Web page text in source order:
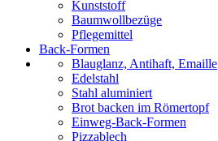
Kunststoff
Baumwollbezüge
Pflegemittel
Back-Formen
Blauglanz, Antihaft, Emaille
Edelstahl
Stahl aluminiert
Brot backen im Römertopf
Einweg-Back-Formen
Pizzablech